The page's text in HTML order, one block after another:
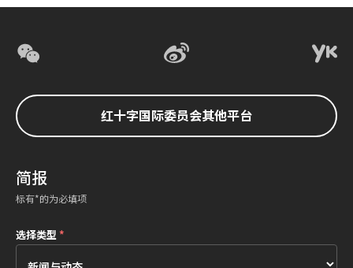
红十字国际委员会其他平台
简报
标有*的为必填项
选择类型*